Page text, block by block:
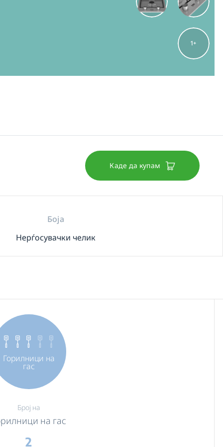
1
Каде да купам
Боја
Нерѓосувачки челик
Горилници на
гас
Број на
на гас
2